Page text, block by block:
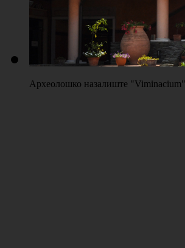
Археолошко назалиште "Viminacium"